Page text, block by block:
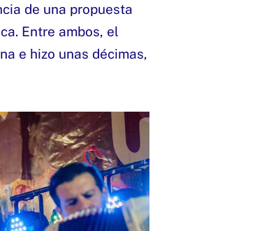
de una propuesta
Entre ambos, el
e hizo unas décimas,